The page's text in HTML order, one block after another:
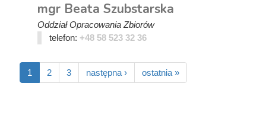
mgr Beata Szubstarska
Oddział Opracowania Zbiorów
telefon: +48 58 523 32 36
1 2 3 następna › ostatnia »